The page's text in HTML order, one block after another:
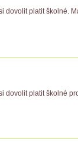
dovolit platit školné.
dovolit platit školné